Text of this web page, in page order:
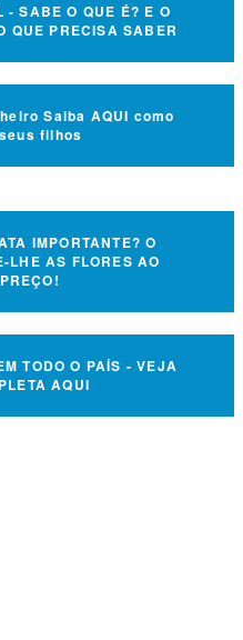
- SABE O QUE É? E O
QUE PRECISA SABER
Saiba AQUI como
filhos
IMPORTANTE? O
LHE AS FLORES AO
TODO O PAÍS - VEJA
AQUI